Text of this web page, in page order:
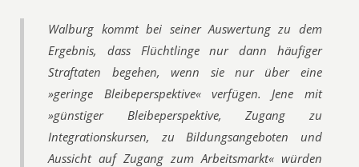
Walburg kommt bei seiner Auswertung zu dem
Ergebnis, dass Flüchtlinge nur dann häufiger
Straftaten begehen, wenn sie nur über eine
»geringe Bleibeperspektive« verfügen. Jene mit
»günstiger Bleibeperspektive, Zugang zu
Integrationskursen, zu Bildungsangeboten und
Aussicht auf Zugang zum Arbeitsmarkt« würden